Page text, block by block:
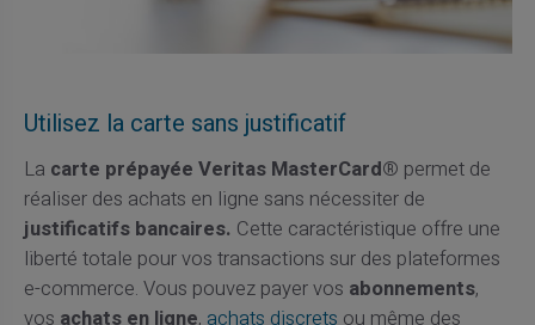
Utilisez la carte sans justificatif
La carte prépayée Veritas MasterCard® permet de
réaliser des achats en ligne sans nécessiter de
justificatifs bancaires. Cette caractéristique offre une
liberté totale pour vos transactions sur des plateformes
e-commerce. Vous pouvez payer vos abonnements,
vos achats en ligne, achats discrets ou même des